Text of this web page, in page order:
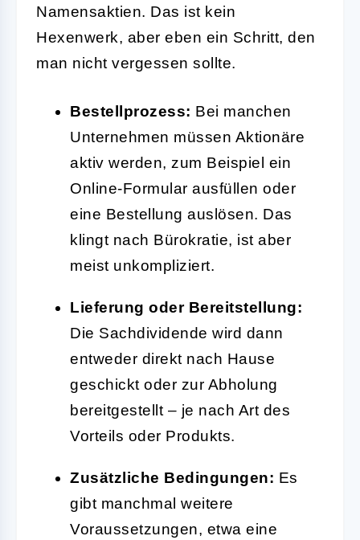
Namensaktien. Das ist kein
Hexenwerk, aber eben ein Schritt, den
man nicht vergessen sollte.
Bestellprozess: Bei manchen
Unternehmen müssen Aktionäre
aktiv werden, zum Beispiel ein
Online-Formular ausfüllen oder
eine Bestellung auslösen. Das
klingt nach Bürokratie, ist aber
meist unkompliziert.
Lieferung oder Bereitstellung:
Die Sachdividende wird dann
entweder direkt nach Hause
geschickt oder zur Abholung
bereitgestellt – je nach Art des
Vorteils oder Produkts.
Zusätzliche Bedingungen: Es
gibt manchmal weitere
Voraussetzungen, etwa eine